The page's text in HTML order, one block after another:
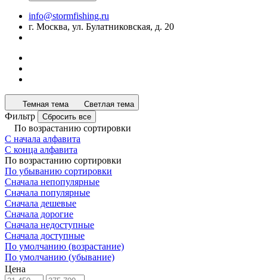
info@stormfishing.ru
г. Москва, ул. Булатниковская, д. 20
Темная тема Светлая тема
Фильтр Сбросить все
По возрастанию сортировки
С начала алфавита
С конца алфавита
По возрастанию сортировки
По убыванию сортировки
Сначала непопулярные
Сначала популярные
Сначала дешевые
Сначала дорогие
Сначала недоступные
Сначала доступные
По умолчанию (возрастание)
По умолчанию (убывание)
Цена